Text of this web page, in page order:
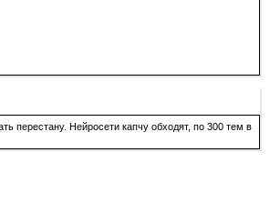
перестану. Нейросети капчу обходят, по 300 тем в